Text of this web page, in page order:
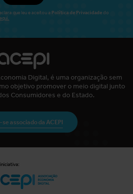
que leu e aceitou a Política de Privacidadedo
aqui.
Digital, é uma organização sem
objetivo promover o meio digital junto
Consumidores e do Estado.
associado da ACEPI